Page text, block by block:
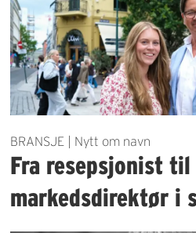
BRANSJE | Nytt om navn
Fra resepsjonist til
markedsdirektør i